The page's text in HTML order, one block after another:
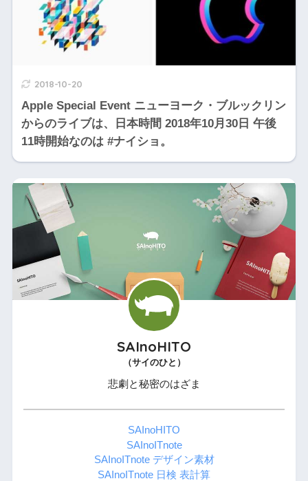
2018-10-20
Apple Special Event ニューヨーク・ブルックリン
からのライブは、日本時間 2018年10月30日 午後
11時開始なのは #ナイショ。
SAInoHITO
（サイのひと）
悲劇と秘密のはざま
SAInoHITO
SAInoITnote
SAInoITnote デザイン素材
SAInoITnote 日検 表計算